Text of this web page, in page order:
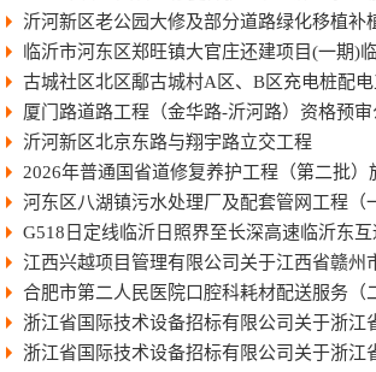
沂河新区老公园大修及部分道路绿化移植补
临沂市河东区郑旺镇大官庄还建项目(一期)临沂市河东区郑旺镇
古城社区北区鄅古城村A区、B区充电桩配
厦门路道路工程（金华路-沂河路）资格预
沂河新区北京东路与翔宇路立交工程
2026年普通国省道修复养护工程（第二批）
河东区八湖镇污水处理厂及配套管网工程（
G518日定线临沂日照界至长深高速临沂东互通立交段改建工程快
江西兴越项目管理有限公司关于江西省赣州市赣县区水利局长臂型中型蓝藻打捞干化一体船采购（项目编号：
合肥市第二人民医院口腔科耗材配送服务（二
浙江省国际技术设备招标有限公司关于浙江省中医院冲击波疼痛治
浙江省国际技术设备招标有限公司关于浙江省中医院激光磁场理